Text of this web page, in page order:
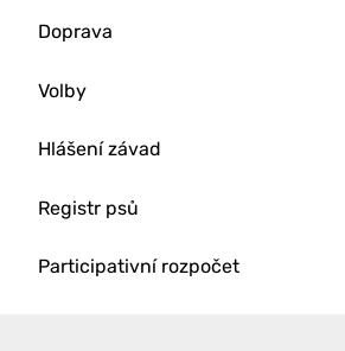
Doprava
Volby
Hlášení závad
Registr psů
Participativní rozpočet